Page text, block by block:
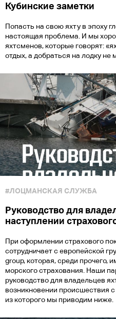
Кубинские заметки
Попасть на свою яхту в эпоху
настоящая проблема. И мы
яхтсменов, которые говорят:
отдых, а добраться на лодку не
#ЛОЦМАНСКАЯ СЛУЖБА
Руководство для
наступлении
При оформлении страхового
сотрудничает с европейской
group, которая, среди прочего,
морского страхования. Наши
руководство для владельцев
возникновении происшествия
из которого мы приводим ниже.